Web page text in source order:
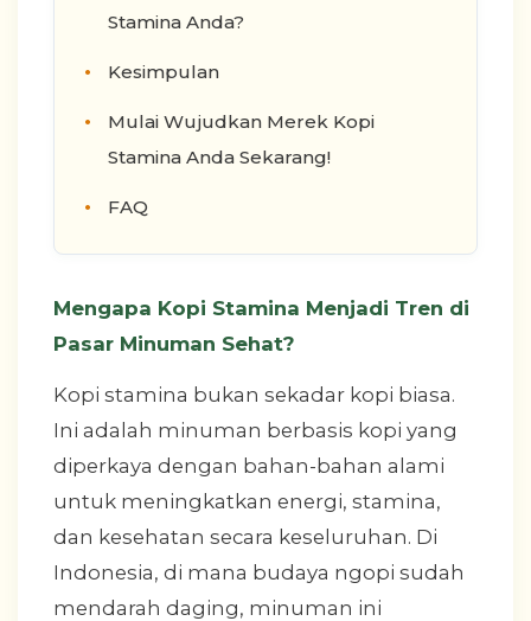
Stamina Anda?
Kesimpulan
Mulai Wujudkan Merek Kopi
Stamina Anda Sekarang!
FAQ
Mengapa Kopi Stamina Menjadi Tren di
Pasar Minuman Sehat?
Kopi stamina bukan sekadar kopi biasa.
Ini adalah minuman berbasis kopi yang
diperkaya dengan bahan-bahan alami
untuk meningkatkan energi, stamina,
dan kesehatan secara keseluruhan. Di
Indonesia, di mana budaya ngopi sudah
mendarah daging, minuman ini